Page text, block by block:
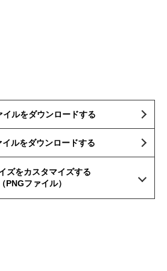
イルをダウンロードする
イルをダウンロードする
ズをカスタマイズする
（PNGファイル）